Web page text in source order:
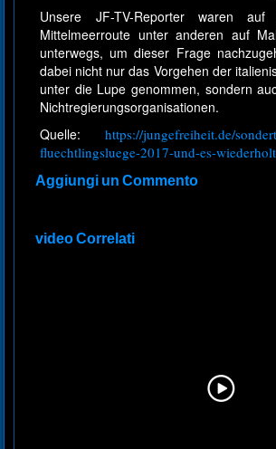
Unsere JF-TV-Reporter waren
Mittelmeerroute unter anderen auf
unterwegs, um dieser Frage
dabei nicht nur das Vorgehen der
unter die Lupe genommen, sondern
Nichtregierungsorganisationen.
Quelle: https://jungefreiheit.de/
fluechtlingsluege-2017-und-es-
Aggiungi un Commento
video Correlati